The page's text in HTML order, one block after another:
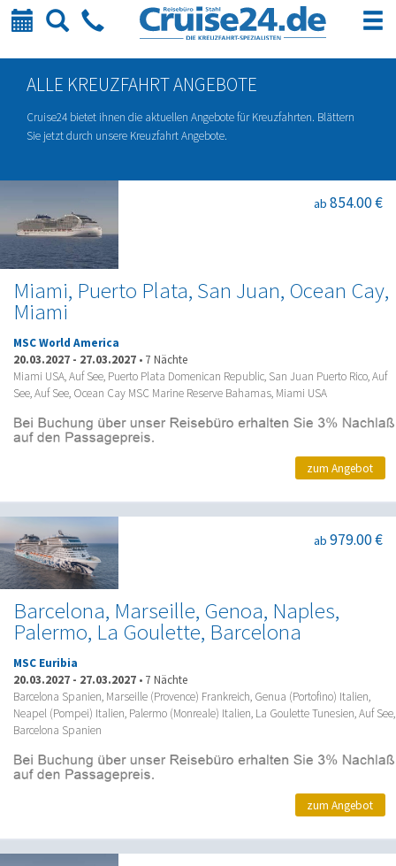
Kalender
SucheTelefon
ALLE KREUZFAHRT ANGEBOTE
Cruise24 bietet ihnen die aktuellen Angebote für Kreuzfahrten. Blättern
Sie jetzt durch unsere Kreuzfahrt Angebote.
Miami, Puerto Plata, San Juan, Ocean Cay,
Miami
ab 854.00 €
MSC World America
20.03.2027 - 27.03.2027 • 7 Nächte
Miami USA, Auf See, Puerto Plata Domenican Republic, San Juan Puerto Rico, Auf
See, Auf See, Ocean Cay MSC Marine Reserve Bahamas, Miami USA
zum Angebot
Barcelona, Marseille, Genoa, Naples,
Palermo, La Goulette, Barcelona
ab 979.00 €
MSC Euribia
20.03.2027 - 27.03.2027 • 7 Nächte
Barcelona Spanien, Marseille (Provence) Frankreich, Genua (Portofino) Italien,
Neapel (Pompei) Italien, Palermo (Monreale) Italien, La Goulette Tunesien, Auf See,
Barcelona Spanien
zum Angebot